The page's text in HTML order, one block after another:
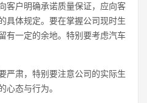
客户明确承诺质量保证，应向客
具体规定。要在掌握公司现时生
有一定的余地。特别要考虑汽车
严肃，特别要注意公司的实际生
心态与行为。